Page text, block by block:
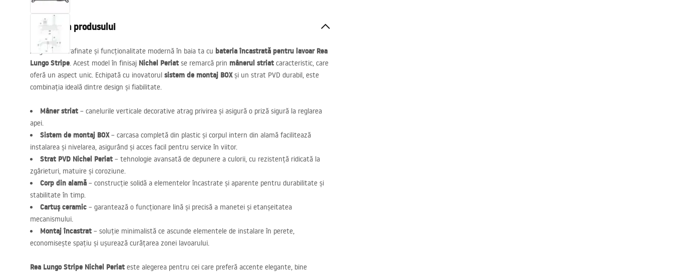
Descrierea produsului
Alege detalii rafinate și funcționalitate modernă în baia ta cu bateria încastrată pentru lavoar Rea
Lungo Stripe. Acest model în finisaj Nichel Periat se remarcă prin mânerul striat caracteristic, care
oferă un aspect unic. Echipată cu inovatorul sistem de montaj BOXși un strat PVD durabil, este
combinația ideală dintre design și fiabilitate.
Mâner striat – canelurile verticale decorative atrag privirea și asigură o priză sigură la reglarea
apei.
Sistem de montaj BOX– carcasa completă din plastic și corpul intern din alamă facilitează
instalarea și nivelarea, asigurând și acces facil pentru service în viitor.
Strat PVD Nichel Periat – tehnologie avansată de depunere a culorii, cu rezistență ridicată la
zgârieturi, matuire și coroziune.
Corp din alamă – construcție solidă a elementelor încastrate și aparente pentru durabilitate și
stabilitate în timp.
Cartuș ceramic – garantează o funcționare lină și precisă a manetei și etanșeitatea
mecanismului.
Montaj încastrat – soluție minimalistă ce ascunde elementele de instalare în perete,
economisește spațiu și ușurează curățarea zonei lavoarului.
Rea Lungo Stripe Nichel Periat este alegerea pentru cei care preferă accente elegante, bine